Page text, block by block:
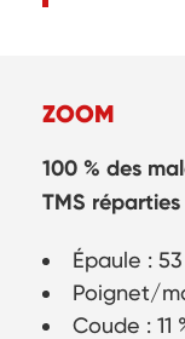
ZOOM
100 % des
TMS
Épaule : 53
Poignet/
Coude : 11